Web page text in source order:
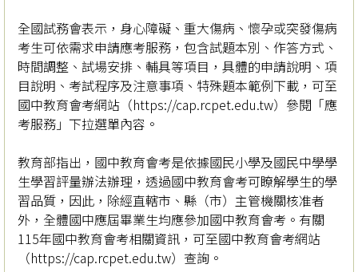
全國試務會表示，身心障礙、重大傷病、懷孕或突發傷病
考生可依需求申請應考服務，包含試題本別、作答方式、
時間調整、試場安排、輔具等項目，具體的申請說明、項
目說明、考試程序及注意事項、特殊題本範例下載，可至
國中教育會考網站（https://cap.rcpet.edu.tw）參閱「應
考服務」下拉選單內容。
教育部指出，國中教育會考是依據國民小學及國民中學學
生學習評量辦法辦理，透過國中教育會考可瞭解學生的學
習品質，因此，除經直轄市、縣（市）主管機關核准者
外，全體國中應屆畢業生均應參加國中教育會考。有關
115年國中教育會考相關資訊，可至國中教育會考網站
（https://cap.rcpet.edu.tw）查詢。